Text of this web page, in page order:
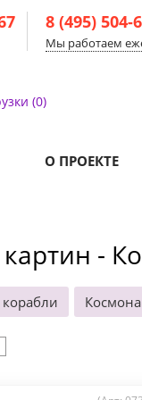
8 (495) 504-
Мы работаем
(0)
О ПРОЕКТЕ
-